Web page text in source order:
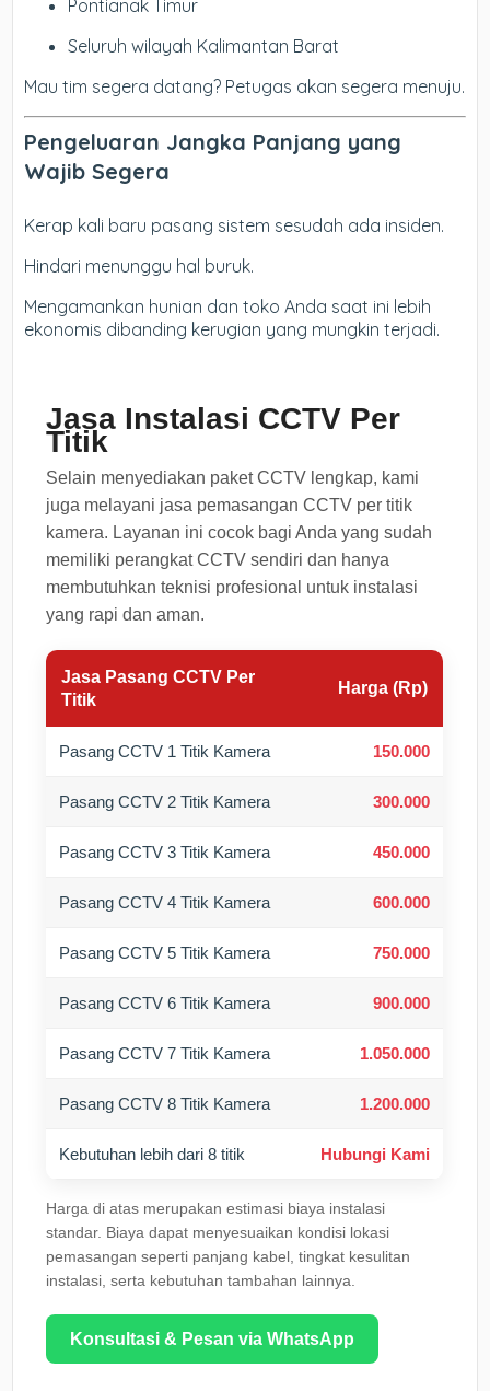
Pontianak Timur
Seluruh wilayah Kalimantan Barat
Mau tim segera datang? Petugas akan segera menuju.
Pengeluaran Jangka Panjang yang
Wajib Segera
Kerap kali baru pasang sistem sesudah ada insiden.
Hindari menunggu hal buruk.
Mengamankan hunian dan toko Anda saat ini lebih
ekonomis dibanding kerugian yang mungkin terjadi.
Jasa Instalasi CCTV Per
Titik
Selain menyediakan paket CCTV lengkap, kami
juga melayani jasa pemasangan CCTV per titik
kamera. Layanan ini cocok bagi Anda yang sudah
memiliki perangkat CCTV sendiri dan hanya
membutuhkan teknisi profesional untuk instalasi
yang rapi dan aman.
Jasa Pasang CCTV Per
Titik
Harga (Rp)
Pasang CCTV 1 Titik Kamera 150.000
Pasang CCTV 2 Titik Kamera 300.000
Pasang CCTV 3 Titik Kamera 450.000
Pasang CCTV 4 Titik Kamera 600.000
Pasang CCTV 5 Titik Kamera 750.000
Pasang CCTV 6 Titik Kamera 900.000
Pasang CCTV 7 Titik Kamera 1.050.000
Pasang CCTV 8 Titik Kamera 1.200.000
Kebutuhan lebih dari 8 titik Hubungi Kami
Harga di atas merupakan estimasi biaya instalasi
standar. Biaya dapat menyesuaikan kondisi lokasi
pemasangan seperti panjang kabel, tingkat kesulitan
instalasi, serta kebutuhan tambahan lainnya.
Konsultasi & Pesan via WhatsApp